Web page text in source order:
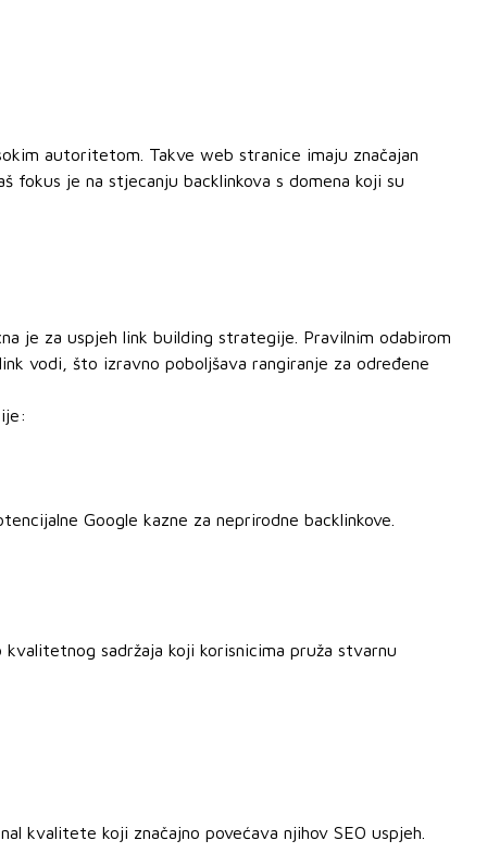
autoritetom. Takve web stranice imaju značajan
fokus je na stjecanju backlinkova s domena koji su
je za uspjeh link building strategije. Pravilnim odabirom
vodi, što izravno poboljšava rangiranje za određene
Google kazne za neprirodne backlinkove.
sadržaja koji korisnicima pruža stvarnu
kvalitete koji značajno povećava njihov SEO uspjeh.